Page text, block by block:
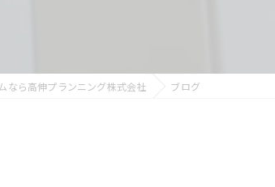
なら高伸プランニング株式会社 ブログ